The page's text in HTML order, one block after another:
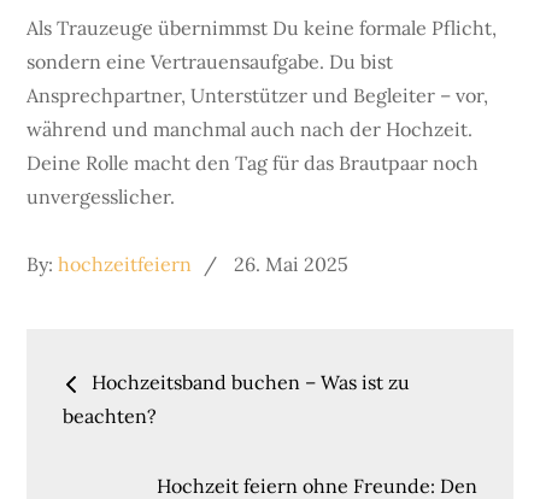
Als Trauzeuge übernimmst Du keine formale Pflicht,
sondern eine Vertrauensaufgabe. Du bist
Ansprechpartner, Unterstützer und Begleiter – vor,
während und manchmal auch nach der Hochzeit.
Deine Rolle macht den Tag für das Brautpaar noch
unvergesslicher.
By:hochzeitfeiern
Posted
26. Mai 2025
Beitragsnavigation
Hochzeitsband buchen – Was ist zu
beachten?
Hochzeit feiern ohne Freunde: Den